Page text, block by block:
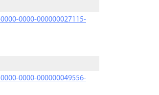
0000-000000027115-
0000-000000049556-